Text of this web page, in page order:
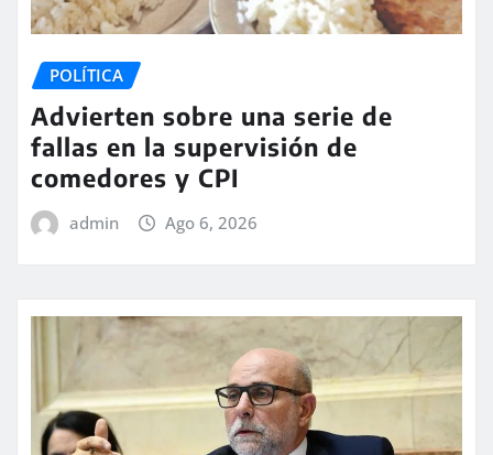
POLÍTICA
Advierten sobre una serie de
fallas en la supervisión de
comedores y CPI
admin Ago 6, 2026